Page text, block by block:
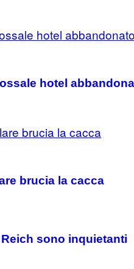
hotel
brucia la cacca
sono inquietanti